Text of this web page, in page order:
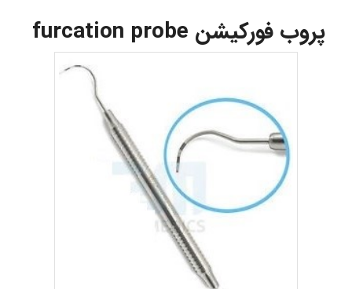
پروب فورکیشن furcation probe